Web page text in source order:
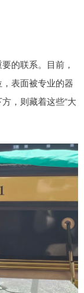
的联系。目前，
表面被专业的器
，则藏着这些“大